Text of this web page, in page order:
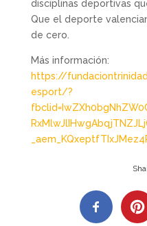
disciplinas deportivas
Que el deporte
de cero.
Más información:
https://
esport/?